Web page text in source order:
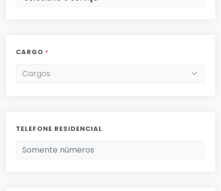
CARGO *
Cargos
TELEFONE RESIDENCIAL